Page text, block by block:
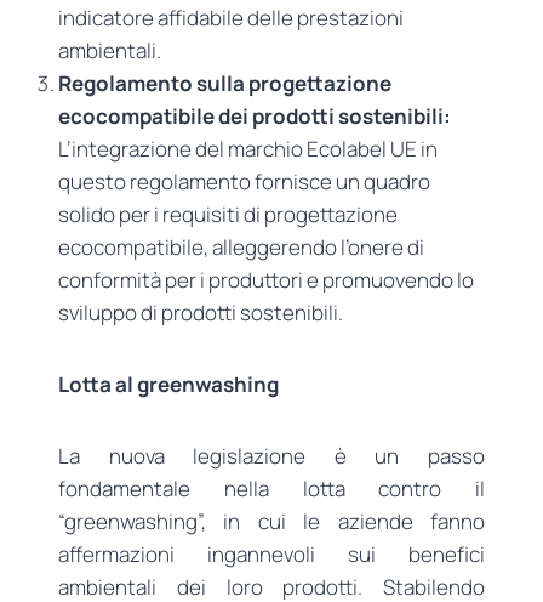
indicatore affidabile delle prestazioni
ambientali.
Regolamento sulla progettazione
ecocompatibile dei prodotti sostenibili:
L’integrazione del marchio Ecolabel UE in
questo regolamento fornisce un quadro
solido per i requisiti di progettazione
ecocompatibile, alleggerendo l’onere di
conformità per i produttori e promuovendo lo
sviluppo di prodotti sostenibili.
Lotta al greenwashing
La nuova legislazione è un passo
fondamentale nella lotta contro il
“greenwashing”, in cui le aziende fanno
affermazioni ingannevoli sui benefici
ambientali dei loro prodotti. Stabilendo